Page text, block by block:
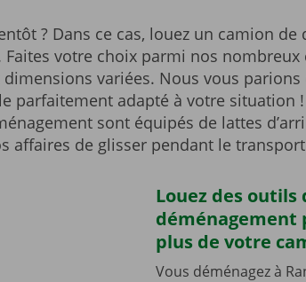
? Dans ce cas, louez un camion de
Faites votre choix parmi nos
variées. Nous vous parions
parfaitement adapté à votre situation
sont équipés de lattes
affaires de glisser pendant le
Louez des outils
déménagement
plus de votre
Vous déménagez à